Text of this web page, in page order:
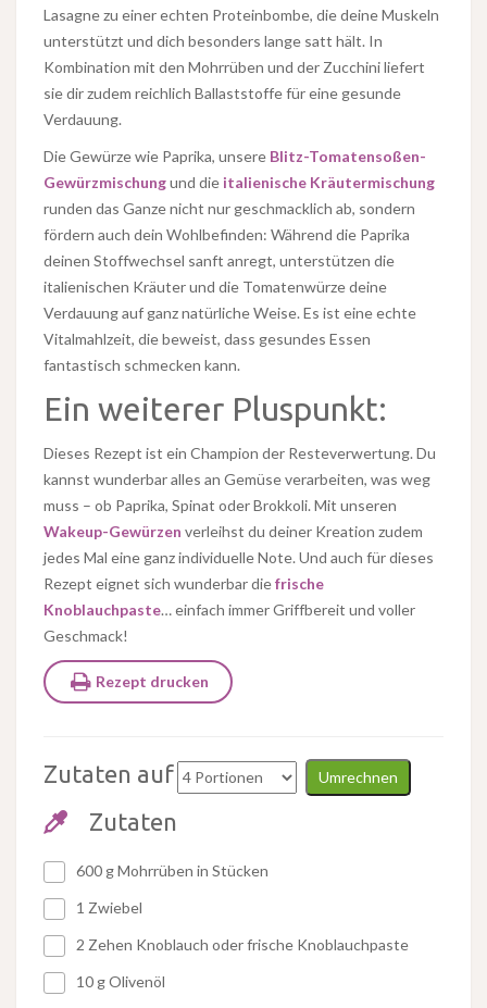
Lasagne zu einer echten Proteinbombe, die deine Muskeln
unterstützt und dich besonders lange satt hält. In
Kombination mit den Mohrrüben und der Zucchini liefert
sie dir zudem reichlich Ballaststoffe für eine gesunde
Verdauung.
Die Gewürze wie Paprika, unsere Blitz-Tomatensoßen-
Gewürzmischungund die italienische Kräutermischung
runden das Ganze nicht nur geschmacklich ab, sondern
fördern auch dein Wohlbefinden: Während die Paprika
deinen Stoffwechsel sanft anregt, unterstützen die
italienischen Kräuter und die Tomatenwürze deine
Verdauung auf ganz natürliche Weise. Es ist eine echte
Vitalmahlzeit, die beweist, dass gesundes Essen
fantastisch schmecken kann.
Ein weiterer Pluspunkt:
Dieses Rezept ist ein Champion der Resteverwertung. Du
kannst wunderbar alles an Gemüse verarbeiten, was weg
muss – ob Paprika, Spinat oder Brokkoli. Mit unseren
Wakeup-Gewürzen verleihst du deiner Kreation zudem
jedes Mal eine ganz individuelle Note. Und auch für dieses
Rezept eignet sich wunderbar diefrische
Knoblauchpaste… einfach immer Griffbereit und voller
Geschmack!
Rezept drucken
Zutaten auf Umrechnen
Zutaten
600 g Mohrrüben in Stücken
1 Zwiebel
2 Zehen Knoblauch oder frische Knoblauchpaste
10 g Olivenöl